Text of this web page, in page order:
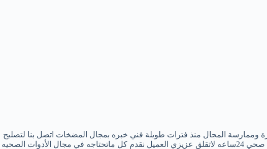
المجال منذ فترات طويلة فني خبره بمجال المضخات اتصل بنا لتصليح
وصيانة مضخات المياه بالكويت فني تصليح أعطال المضخات والكنترول الكهربائيه خدمات ممتازه لجميع مناطق الكويت رقم فني صحي 24ساعه لاتقلق عزيزي العميل نقدم كل ماتحتاجه في مجال الأدوات الصحيه